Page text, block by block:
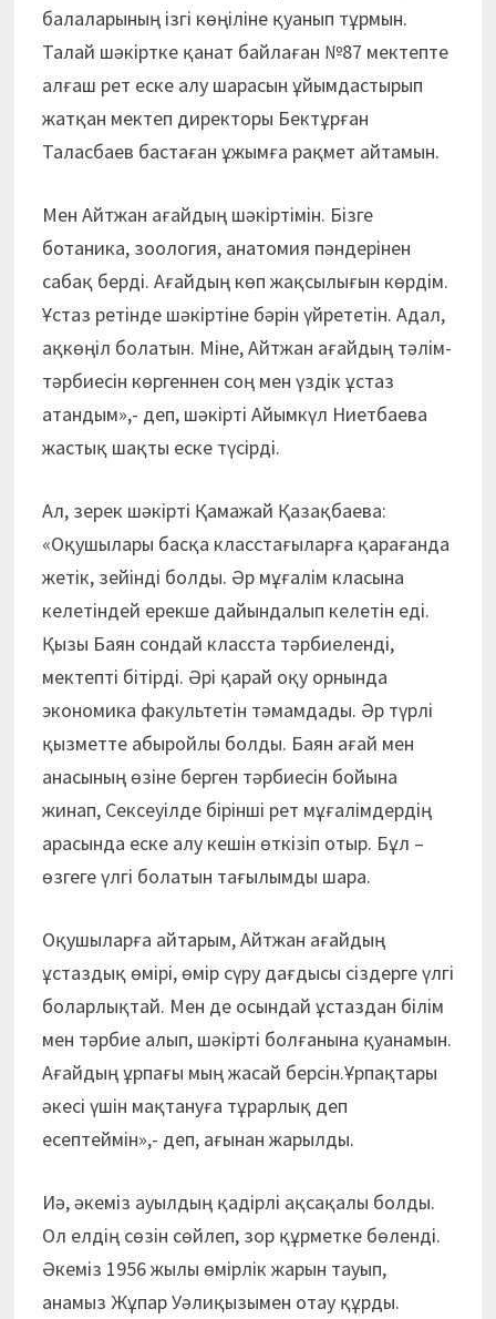
балаларының ізгі көңіліне қуанып тұрмын.
Талай шәкіртке қанат байлаған №87 мектепте
алғаш рет еске алу шарасын ұйымдастырып
жатқан мектеп директоры Бектұрған
Таласбаев бастаған ұжымға рақмет айтамын.
Мен Айтжан ағайдың шәкіртімін. Бізге
ботаника, зоология, анатомия пәндерінен
сабақ берді. Ағайдың көп жақсылығын көрдім.
Ұстаз ретінде шәкіртіне бәрін үйрететін. Адал,
ақкөңіл болатын. Міне, Айтжан ағайдың тәлім-
тәрбиесін көргеннен соң мен үздік ұстаз
атандым»,- деп, шәкірті Айымкүл Ниетбаева
жастық шақты еске түсірді.
Ал, зерек шәкірті Қамажай Қазақбаева:
«Оқушылары басқа класстағыларға қарағанда
жетік, зейінді болды. Әр мұғалім класына
келетіндей ерекше дайындалып келетін еді.
Қызы Баян сондай класста тәрбиеленді,
мектепті бітірді. Әрі қарай оқу орнында
экономика факультетін тәмамдады. Әр түрлі
қызметте абыройлы болды. Баян ағай мен
анасының өзіне берген тәрбиесін бойына
жинап, Сексеуілде бірінші рет мұғалімдердің
арасында еске алу кешін өткізіп отыр. Бұл –
өзгеге үлгі болатын тағылымды шара.
Оқушыларға айтарым, Айтжан ағайдың
ұстаздық өмірі, өмір сүру дағдысы сіздерге үлгі
боларлықтай. Мен де осындай ұстаздан білім
мен тәрбие алып, шәкірті болғанына қуанамын.
Ағайдың ұрпағы мың жасай берсін.Ұрпақтары
әкесі үшін мақтануға тұрарлық деп
есептеймін»,- деп, ағынан жарылды.
Иә, әкеміз ауылдың қадірлі ақсақалы болды.
Ол елдің сөзін сөйлеп, зор құрметке бөленді.
Әкеміз 1956 жылы өмірлік жарын тауып,
анамыз Жұпар Уәлиқызымен отау құрды.